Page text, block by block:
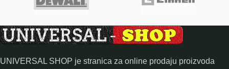
UNIVERSAL SHOP je stranica za online prodaju proizvoda